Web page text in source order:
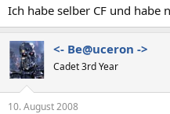
Ich habe selber CF und habe
<- Be@uceron ->
Cadet 3rd Year
10. August 2008